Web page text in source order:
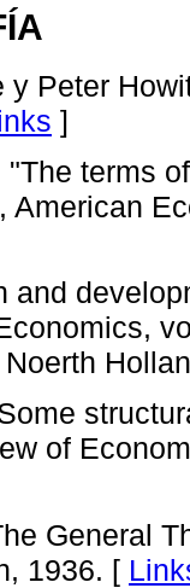
Peter
]
"The terms
American
and
Noerth
of
General
1936. [